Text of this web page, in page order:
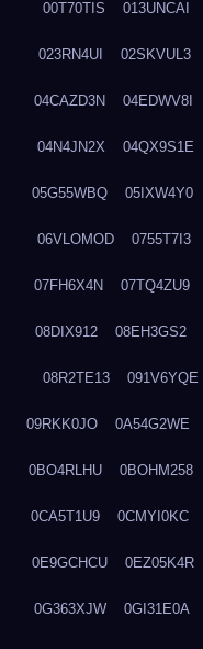
00T70TIS 013UNCAI
023RN4UI 02SKVUL3
04CAZD3N 04EDWV8I
04N4JN2X 04QX9S1E
05G55WBQ 05IXW4Y0
06VLOMOD 0755T7I3
07FH6X4N 07TQ4ZU9
08DIX912 08EH3GS2
08R2TE13 091V6YQE
09RKK0JO 0A54G2WE
0BO4RLHU 0BOHM258
0CA5T1U9 0CMYI0KC
0E9GCHCU 0EZ05K4R
0G363XJW 0GI31E0A